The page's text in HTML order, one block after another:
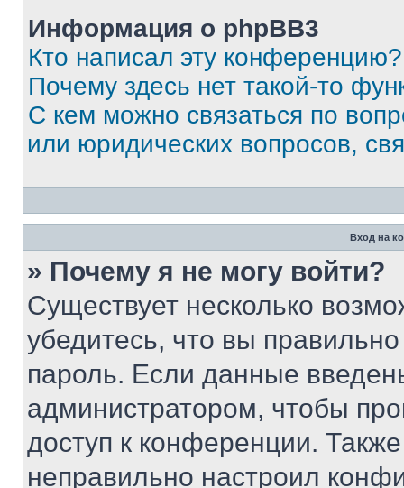
Информация о phpBB3
Кто написал эту конференцию?
Почему здесь нет такой-то
С кем можно связаться по
или юридических вопросов,
Вход на
» Почему я не могу войти?
Существует несколько
убедитесь, что вы
пароль. Если данные
администратором, чтобы
доступ к конференции.
неправильно настроил